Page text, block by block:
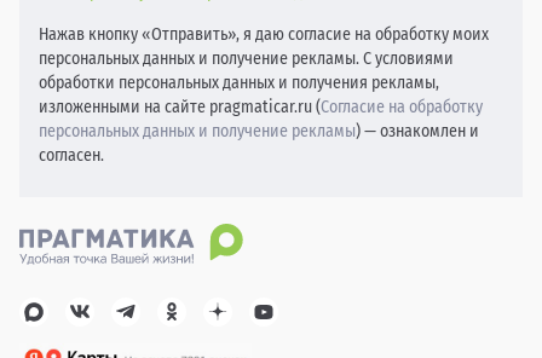
Нажав кнопку «Отправить», я даю согласие на обработку моих
персональных данных и получение рекламы. С условиями
обработки персональных данных и получения рекламы,
изложенными на сайте pragmaticar.ru (Согласие на обработку
персональных данных и получение рекламы) — ознакомлен и
согласен.